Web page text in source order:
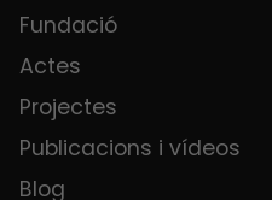
Fundació
Actes
Projectes
Publicacions i vídeos
Blog